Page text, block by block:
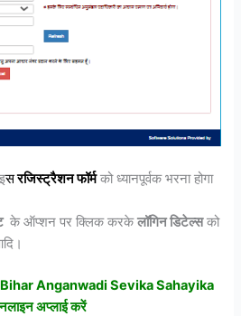
सरजिस्ट्रैशनफॉर्म को ध्यानपूर्वक भरना होगा
के ऑप्शन पर क्लिक करकेलॉगिन डिटेल्सको
Bihar Anganwadi Sevika Sahayika
अप्लाई करें